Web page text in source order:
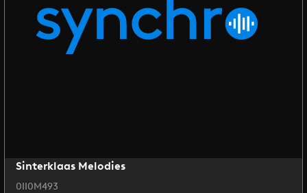
Sinterklaas Melodies
0II0M493